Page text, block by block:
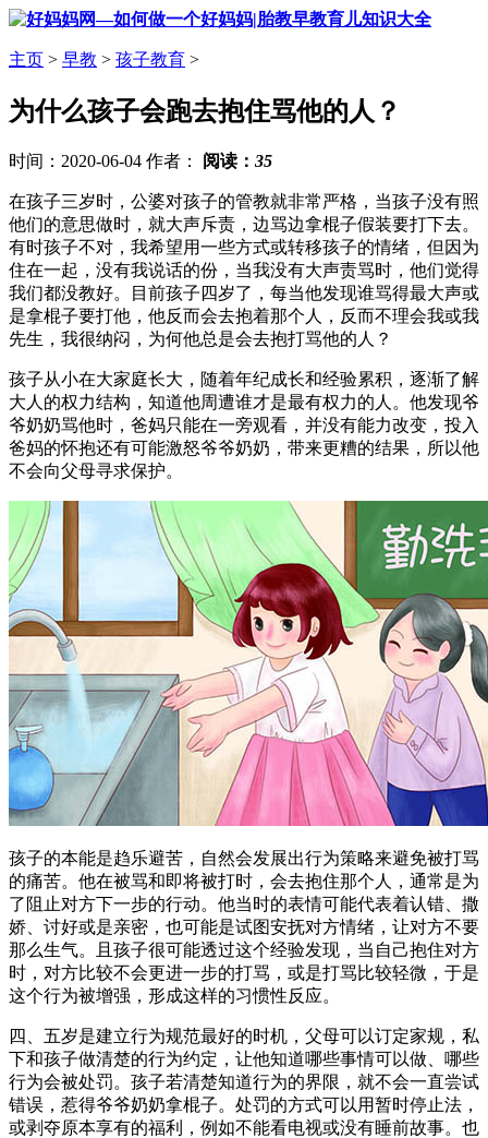
主页 > 早教 > 孩子教育 >
为什么孩子会跑去抱住骂他的人？
时间：2020-06-04 作者： 阅读： 35
在孩子三岁时，公婆对孩子的管教就非常严格，当孩子没有照
他们的意思做时，就大声斥责，边骂边拿棍子假装要打下去。
有时孩子不对，我希望用一些方式或转移孩子的情绪，但因为
住在一起，没有我说话的份，当我没有大声责骂时，他们觉得
我们都没教好。目前孩子四岁了，每当他发现谁骂得最大声或
是拿棍子要打他，他反而会去抱着那个人，反而不理会我或我
先生，我很纳闷，为何他总是会去抱打骂他的人？
孩子从小在大家庭长大，随着年纪成长和经验累积，逐渐了解
大人的权力结构，知道他周遭谁才是最有权力的人。他发现爷
爷奶奶骂他时，爸妈只能在一旁观看，并没有能力改变，投入
爸妈的怀抱还有可能激怒爷爷奶奶，带来更糟的结果，所以他
不会向父母寻求保护。
孩子的本能是趋乐避苦，自然会发展出行为策略来避免被打骂
的痛苦。他在被骂和即将被打时，会去抱住那个人，通常是为
了阻止对方下一步的行动。他当时的表情可能代表着认错、撒
娇、讨好或是亲密，也可能是试图安抚对方情绪，让对方不要
那么生气。且孩子很可能透过这个经验发现，当自己抱住对方
时，对方比较不会更进一步的打骂，或是打骂比较轻微，于是
这个行为被增强，形成这样的习惯性反应。
四、五岁是建立行为规范最好的时机，父母可以订定家规，私
下和孩子做清楚的行为约定，让他知道哪些事情可以做、哪些
行为会被处罚。孩子若清楚知道行为的界限，就不会一直尝试
错误，惹得爷爷奶奶拿棍子。处罚的方式可以用暂时停止法，
或剥夺原本享有的福利，例如不能看电视或没有睡前故事。也